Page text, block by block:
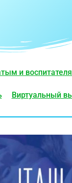
и
Виртуальный